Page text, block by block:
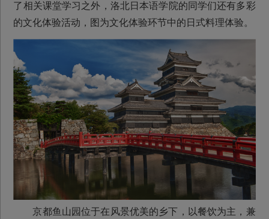
了相关课堂学习之外，洛北日本语学院的同学们还有多彩
的文化体验活动，图为文化体验环节中的日式料理体验。
京都鱼山园位于在风景优美的乡下，以餐饮为主，兼